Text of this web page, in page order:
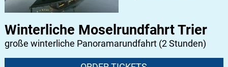
Winterliche Moselrundfahrt Trier
große winterliche Panoramarundfahrt (2 Stunden)